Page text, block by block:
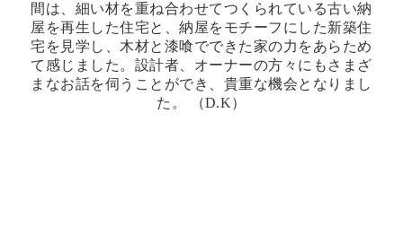
間は、細い材を重ね合わせてつくられている古い納
屋を再生した住宅と、納屋をモチーフにした新築住
宅を見学し、木材と漆喰でできた家の力をあらため
て感じました。設計者、オーナーの方々にもさまざ
まなお話を伺うことができ、貴重な機会となりまし
た。 （D.K）